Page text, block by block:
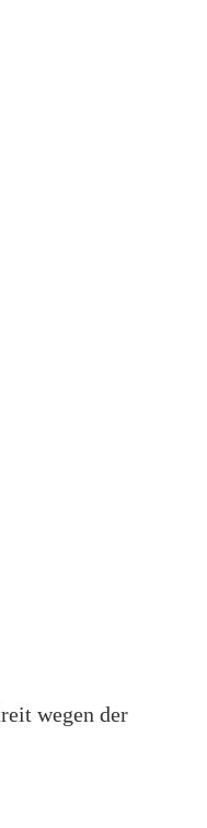
wegen der